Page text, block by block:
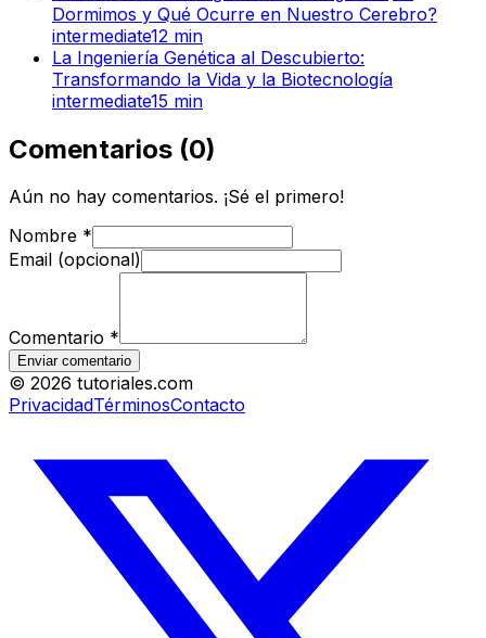
Dormimos y Qué Ocurre en Nuestro Cerebro?
intermediate12 min
La Ingeniería Genética al Descubierto:
Transformando la Vida y la Biotecnología
intermediate15 min
Comentarios (0)
Aún no hay comentarios. ¡Sé el primero!
Nombre *
Email (opcional)
Comentario *
Enviar comentario
© 2026 tutoriales.com
PrivacidadTérminosContacto